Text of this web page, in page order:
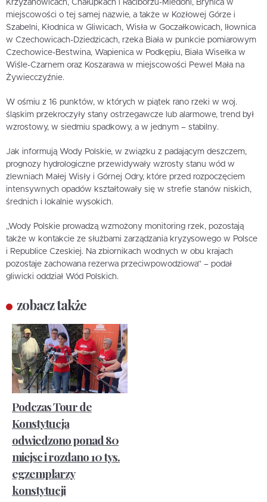
Krzyżanowicach, Chałupkach i Raciborzu-Miedoni, Brynica w
miejscowości o tej samej nazwie, a także w Kozłowej Górze i
Szabelni, Kłodnica w Gliwicach, Wisła w Goczałkowicach, Iłownica
w Czechowicach-Dziedzicach, rzeka Biała w punkcie pomiarowym
Czechowice-Bestwina, Wapienica w Podkępiu, Biała Wisełka w
Wiśle-Czarnem oraz Koszarawa w miejscowości Pewel Mała na
Żywiecczyźnie.
W ośmiu z 16 punktów, w których w piątek rano rzeki w woj.
śląskim przekroczyły stany ostrzegawcze lub alarmowe, trend był
wzrostowy, w siedmiu spadkowy, a w jednym – stabilny.
Jak informują Wody Polskie, w związku z padającym deszczem,
prognozy hydrologiczne przewidywały wzrosty stanu wód w
zlewniach Małej Wisły i Górnej Odry, które przed rozpoczęciem
intensywnych opadów kształtowały się w strefie stanów niskich,
średnich i lokalnie wysokich.
„Wody Polskie prowadzą wzmożony monitoring rzek, pozostają
także w kontakcie ze służbami zarządzania kryzysowego w Polsce
i Republice Czeskiej. Na zbiornikach wodnych w obu krajach
pozostaje zachowana rezerwa przeciwpowodziowa” – podał
gliwicki oddział Wód Polskich.
zobacz także
Podczas Tour de
Konstytucja
odwiedzono ponad 80
miejsc i rozdano 10 tys.
egzemplarzy
konstytucji